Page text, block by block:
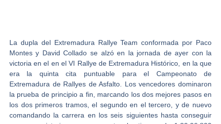
La dupla del Extremadura Rallye Team conformada por Paco
Montes y David Collado se alzó en la jornada de ayer con la
victoria en el en elVI Rallye de Extremadura Histórico , en la que
era la quinta cita puntuable para el Campeonato de
Extremadura de Rallyes de Asfalto. Los vencedores dominaron
la prueba de principio a fin, marcando los dos mejores pasos en
los dos primeros tramos, el segundo en el tercero, y de nuevo
comandando la carrera en los seis siguientes hasta conseguir